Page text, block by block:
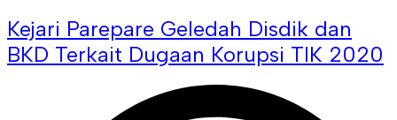
Kejari Parepare Geledah Disdik dan
BKD Terkait Dugaan Korupsi TIK 2020